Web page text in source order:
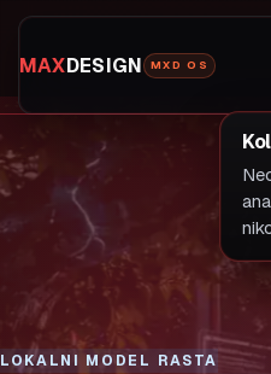
MAXDESIGN MXD OS
LOKALNI MODEL RASTA